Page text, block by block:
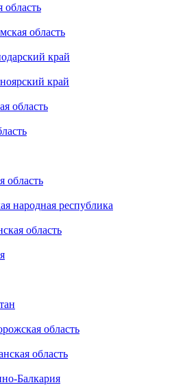
область
край
край
область
область
народная республика
область
область
область
Балкария